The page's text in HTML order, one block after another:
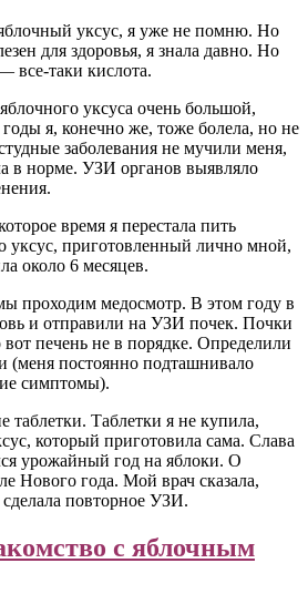
уксус, я уже не помню. Но
для здоровья, я знала давно. Но
все-таки кислота.
уксуса очень большой,
я, конечно же, тоже болела, но не
заболевания не мучили меня,
в норме. УЗИ органов выявляло
время я перестала пить
уксус, приготовленный лично мной,
около 6 месяцев.
проходим медосмотр. В этом году в
и отправили на УЗИ почек. Почки
вот печень не в порядке. Определили
(меня постоянно подташнивало
симптомы).
таблетки. Таблетки я не купила,
который приготовила сама. Слава
урожайный год на яблоки. О
Нового года. Мой врач сказала,
повторное УЗИ.
с яблочным